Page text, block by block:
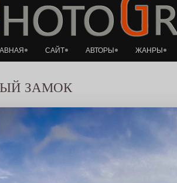
САЙТ АВТОРЫ ЖАНРЫ
ЗАМОК